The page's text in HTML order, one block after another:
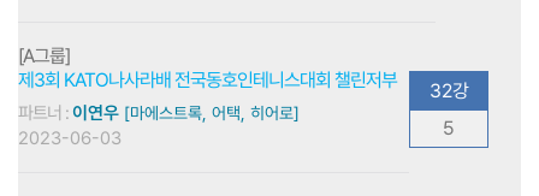
[A그룹]
제3회 KATO나사라배 전국동호인테니스대회 챌린저부
파트너 :이연우 [마에스트록, 어택, 히어로]
2023-06-03
32강
5